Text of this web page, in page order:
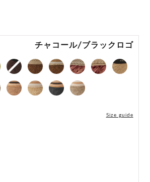
57.5cm, L 59.5cm
ハンドメイドのため、サイズ・色
います。
チャコール/ブラックロゴ
Size guide